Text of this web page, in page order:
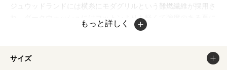
ジュウッドランドには横糸にモダグリルという難燃繊維が採用さ
れ、ダークウォッシュにはコットンよりも軽くて強度のある夏に
最適なデニム素材を採用。デザインは同じであるものの、カラー
掲載商品は出来るだけ現物と同じになるよう撮影しております
が、若干色味が違う場合もございます。商品のカラーは、PCデ
もっと詳しく
サイズ